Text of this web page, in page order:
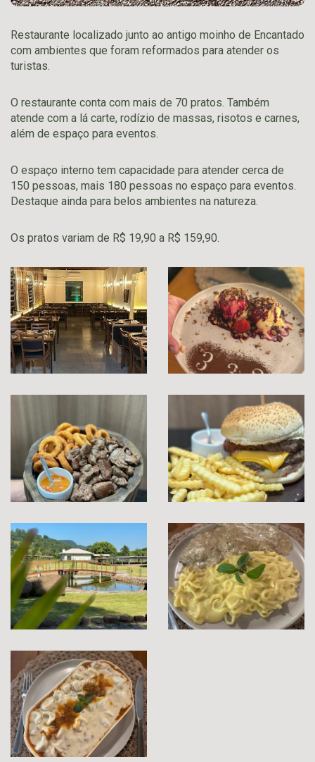
Restaurante localizado junto ao antigo moinho de Encantado
com ambientes que foram reformados para atender os
turistas.
O restaurante conta com mais de 70 pratos. Também
atende com a lá carte, rodízio de massas, risotos e carnes,
além de espaço para eventos.
O espaço interno tem capacidade para atender cerca de
150 pessoas, mais 180 pessoas no espaço para eventos.
Destaque ainda para belos ambientes na natureza.
Os pratos variam de R$ 19,90 a R$ 159,90.